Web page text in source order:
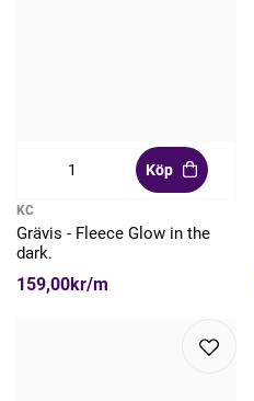
Köp
KC
Grävis - Fleece Glow in the
dark.
159,00kr/m